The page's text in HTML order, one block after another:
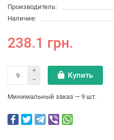
Производитель:
Наличие:
238.1 грн.
Купить
Минимальный заказ — 9 шт.